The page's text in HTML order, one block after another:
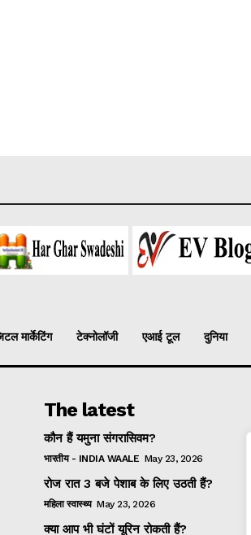
मार्केटिंग टेक्नोलॉजी एआई टूल दुनिया
The latest
कौन हैं यमुना संगरासिवम?
भारतीय - INDIA WAALE May 23, 2026
रोज रात 3 बजे पेशाब के लिए उठती हैं?
महिला स्वास्थ्य May 23, 2026
क्या आप भी घंटों यूरिन रोकती हैं?